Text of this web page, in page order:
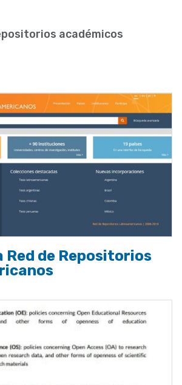
académicos
Red de Repositorios